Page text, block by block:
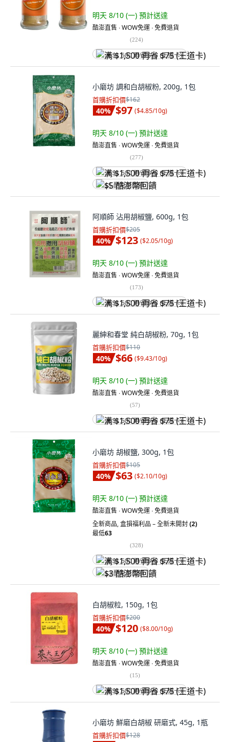
明天 8/10 (一) 預計送達
酷澎直售 ∙ WOW免運 ∙ 免費退貨
(224)
满 $1,500 再省 $75 (王道卡)
小磨坊 調和白胡椒粉, 200g, 1包
首購折扣價$162
40% $97 ($4.85/10g)
明天 8/10 (一) 預計送達
酷澎直售 ∙ WOW免運 ∙ 免費退貨
(277)
满 $1,500 再省 $75 (王道卡)
$5 酷澎幣回饋
阿順師 沾用胡椒鹽, 600g, 1包
首購折扣價$205
40% $123 ($2.05/10g)
明天 8/10 (一) 預計送達
酷澎直售 ∙ WOW免運 ∙ 免費退貨
(173)
满 $1,500 再省 $75 (王道卡)
麗紳和春堂 純白胡椒粉, 70g, 1包
首購折扣價$110
40% $66 ($9.43/10g)
明天 8/10 (一) 預計送達
酷澎直售 ∙ WOW免運 ∙ 免費退貨
(57)
满 $1,500 再省 $75 (王道卡)
小磨坊 胡椒鹽, 300g, 1包
首購折扣價$105
40% $63 ($2.10/10g)
明天 8/10 (一) 預計送達
酷澎直售 ∙ WOW免運 ∙ 免費退貨
全新商品,盒損福利品 – 全新未開封(2)
最低63
(328)
满 $1,500 再省 $75 (王道卡)
$3 酷澎幣回饋
白胡椒粒, 150g, 1包
首購折扣價$200
40% $120 ($8.00/10g)
明天 8/10 (一) 預計送達
酷澎直售 ∙ WOW免運 ∙ 免費退貨
(15)
满 $1,500 再省 $75 (王道卡)
小磨坊 鮮磨白胡椒 研磨式, 45g, 1瓶
首購折扣價$128